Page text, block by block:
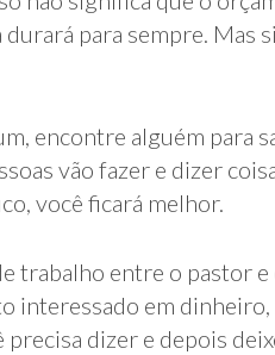
para sempre. Mas
encontre alguém para
vão fazer e dizer
você ficará melhor.
trabalho entre o pastor e
interessado em dinheiro,
dizer e depois